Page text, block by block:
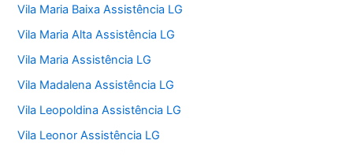
Vila Maria Baixa Assistência LG
Vila Maria Alta Assistência LG
Vila Maria Assistência LG
Vila Madalena Assistência LG
Vila Leopoldina Assistência LG
Vila Leonor Assistência LG